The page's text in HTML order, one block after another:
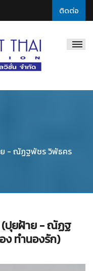
ติดต่อ
ย - ณัฏฐพัชร วิพัธคร
(ปุยฝ้าย - ณัฏฐ
ง ทำนองรัก)